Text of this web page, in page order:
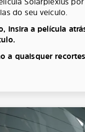
do seu veículo.
insira a película
a quaisquer